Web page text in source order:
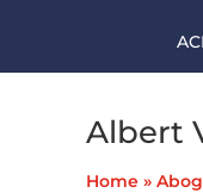
Albert
Home »